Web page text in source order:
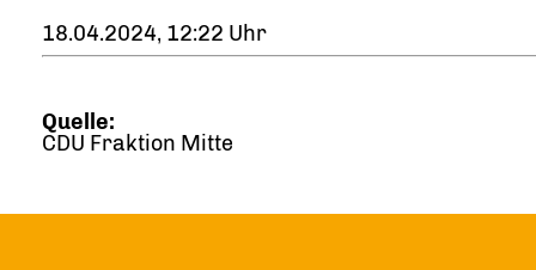
18.04.2024, 12:22 Uhr
Quelle:
CDU Fraktion Mitte